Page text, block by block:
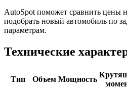
AutoSpot поможет сравнить цены
подобрать новый автомобиль по
параметрам.
Технические
Тип Объем Мощность